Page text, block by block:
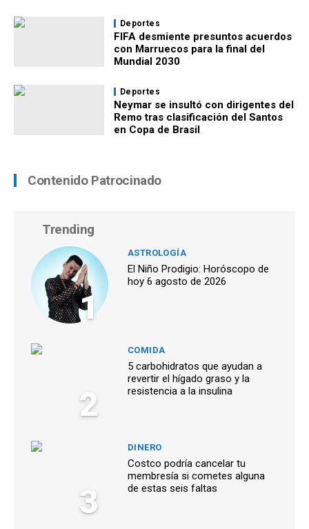
Deportes
FIFA desmiente presuntos acuerdos
con Marruecos para la final del
Mundial 2030
Deportes
Neymar se insultó con dirigentes del
Remo tras clasificación del Santos
en Copa de Brasil
Contenido Patrocinado
Trending
1
ASTROLOGÍA
El Niño Prodigio: Horóscopo de
hoy 6 agosto de 2026
2
COMIDA
5 carbohidratos que ayudan a
revertir el hígado graso y la
resistencia a la insulina
3
DINERO
Costco podría cancelar tu
membresía si cometes alguna
de estas seis faltas